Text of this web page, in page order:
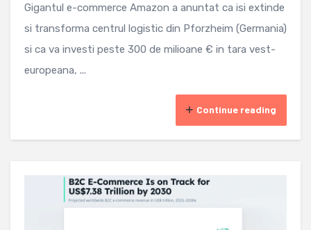
Gigantul e-commerce Amazon a anuntat ca isi extinde
si transforma centrul logistic din Pforzheim (Germania)
si ca va investi peste 300 de milioane € in tara vest-
europeana, ...
Continue reading